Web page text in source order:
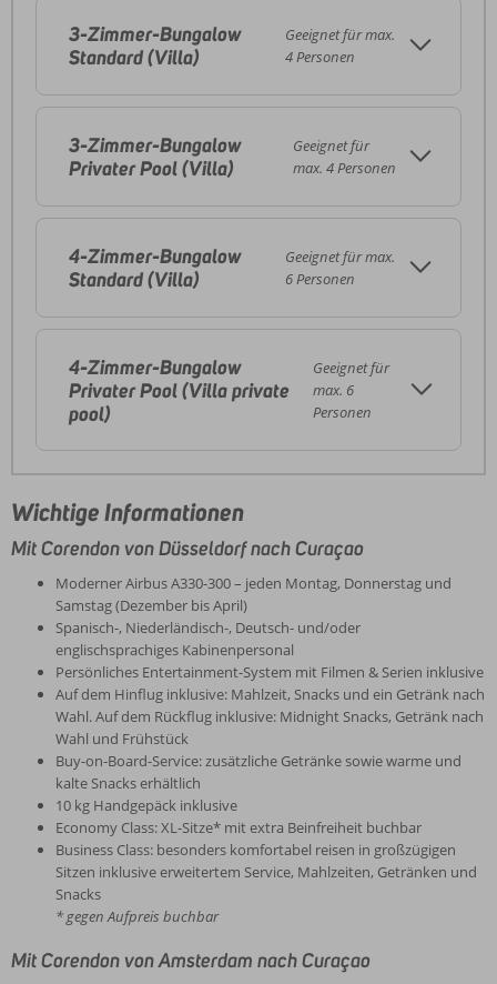
3-Zimmer-Bungalow
Standard (Villa)
Geeignet für max.
4 Personen
3-Zimmer-Bungalow
Privater Pool (Villa)
Geeignet für
max. 4 Personen
4-Zimmer-Bungalow
Standard (Villa)
Geeignet für max.
6 Personen
4-Zimmer-Bungalow
Privater Pool (Villa private
pool)
Geeignet für
max. 6
Personen
Wichtige Informationen
Mit Corendon von Düsseldorf nach Curaçao
Moderner Airbus A330-300 – jeden Montag, Donnerstag und
Samstag (Dezember bis April)
Spanisch-, Niederländisch-, Deutsch- und/oder
englischsprachiges Kabinenpersonal
Persönliches Entertainment-System mit Filmen & Serien inklusive
Auf dem Hinflug inklusive: Mahlzeit, Snacks und ein Getränk nach
Wahl. Auf dem Rückflug inklusive: Midnight Snacks, Getränk nach
Wahl und Frühstück
Buy-on-Board-Service: zusätzliche Getränke sowie warme und
kalte Snacks erhältlich
10 kg Handgepäck inklusive
Economy Class: XL-Sitze* mit extra Beinfreiheit buchbar
Business Class: besonders komfortabel reisen in großzügigen
Sitzen inklusive erweitertem Service, Mahlzeiten, Getränken und
Snacks
* gegen Aufpreis buchbar
Mit Corendon von Amsterdam nach Curaçao